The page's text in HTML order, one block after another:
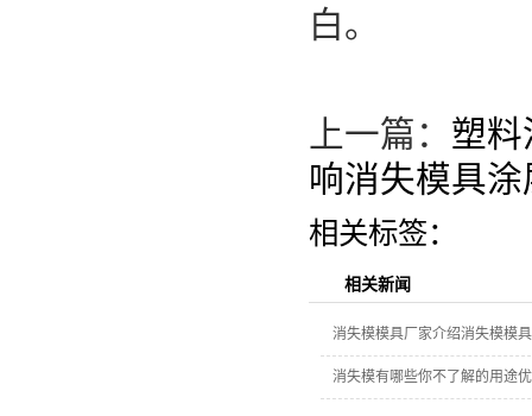
白。
上一篇： 塑料
响消失模具
相关标签：
相关新闻
消失模模具厂家介绍消失模模
消失模有哪些你不了解的用途